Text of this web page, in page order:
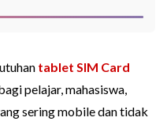
tablet SIM Card
pelajar, mahasiswa,
sering mobile dan tidak